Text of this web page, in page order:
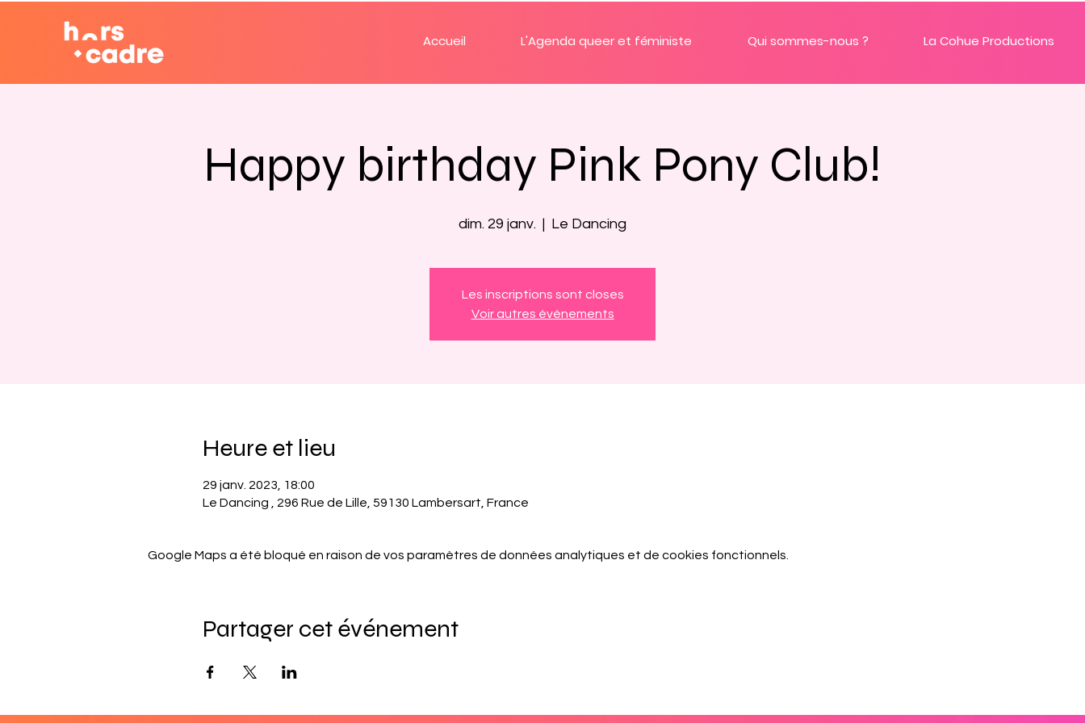
Accueil L'Agenda queer et féministe Qui sommes-nous ? La Cohue Productions
Happy birthday Pink Pony Club!
dim. 29 janv.
  |
Le Dancing
Les inscriptions sont closes
Voir autres événements
Heure et lieu
29 janv. 2023, 18:00
Le Dancing , 296 Rue de Lille, 59130 Lambersart, France
Google Maps a été bloqué en raison de vos paramètres de données analytiques et de cookies fonctionnels.
Partager cet événement